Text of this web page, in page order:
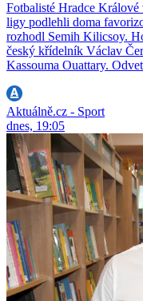
Fotbalisté Hradce
ligy podlehli doma
rozhodl Semih Kilicsoy.
český křídelník Václav
Kassouma Ouattary.
Aktuálně.cz - Sport
dnes, 19:05